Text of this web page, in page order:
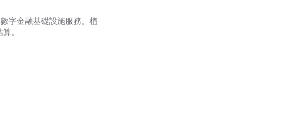
字金融基礎設施服務。植
。